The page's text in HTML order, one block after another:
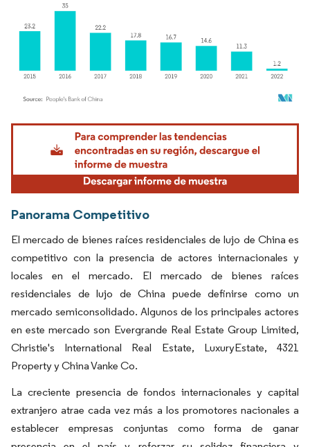
Imagen © Mordor Intelligence. El uso requiere atribución según CC BY 4.0.
Panorama Competitivo
El mercado de bienes raíces residenciales de lujo de China es
competitivo con la presencia de actores internacionales y
locales en el mercado. El mercado de bienes raíces
residenciales de lujo de China puede definirse como un
mercado semiconsolidado. Algunos de los principales actores
en este mercado son Evergrande Real Estate Group Limited,
Christie's International Real Estate, LuxuryEstate, 4321
Property y China Vanke Co.
La creciente presencia de fondos internacionales y capital
extranjero atrae cada vez más a los promotores nacionales a
establecer empresas conjuntas como forma de ganar